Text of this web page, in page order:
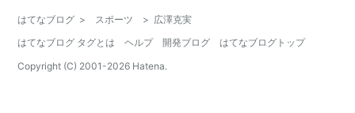
はてなブログ > スポーツ > 広澤克実
はてなブログ タグとは
ヘルプ 開発ブログ
はてなブログトップ
Copyright (C) 2001-2026 Hatena.